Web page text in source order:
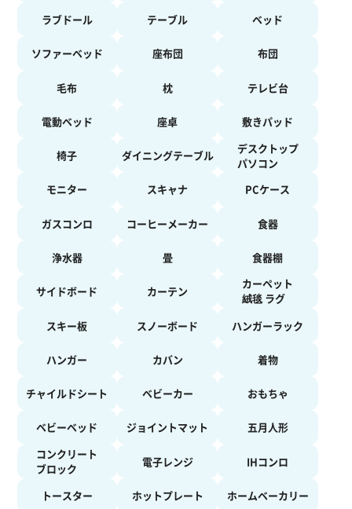
ラブドール テーブル ベッド
ソファーベッド 座布団 布団
毛布 枕 テレビ台
電動ベッド 座卓 敷きパッド
椅子 ダイニングテーブル
デスクトップ
パソコン
モニター
スキャナ PCケース
ガスコンロ コーヒーメーカー 食器
浄水器 畳 食器棚
サイドボード カーテン
カーペット
絨毯 ラグ
スキー板
スノーボード ハンガーラック
ハンガー カバン 着物
チャイルドシート ベビーカー おもちゃ
ベビーベッド ジョイントマット
五月人形
コンクリート
ブロック
電子レンジ IHコンロ
トースター ホットプレート ホームベーカリー